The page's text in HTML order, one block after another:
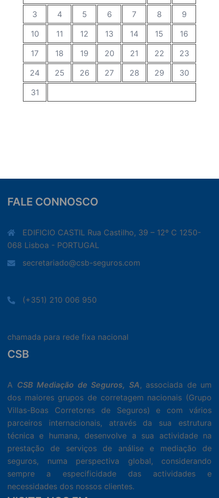
3
4 5 6 7 8
9
10
11 12 13 14 15
16
17
18 19 20 21 22
23
24
25 26 27 28 29
30
31
FALE CONNOSCO
EDIFICIO CASTIL Rua Castilho, 39 – 12º C 1250-
068 Lisboa - PORTUGAL
secretariado@csb-seguros.com
(+351) 210 006 950
chamada para rede fixa nacional
CSB
A CSB Mediação de Seguros, SA , associada de um
dos maiores grupos de corretagem nacionais (Grupo
Villas-Boas Corretores de Seguros) e com vários
parceiros internacionais, através da sua estrutura
técnica e humana, desenvolve a sua actividade na
prestação de serviços de análise e mediação de
seguros, numa perspectiva global, considerando
sempre a especificidade das actividades e
necessidades dos nossos clientes.